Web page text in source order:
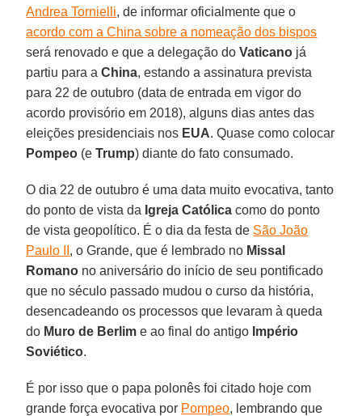
Andrea Tornielli, de informar oficialmente que o
acordo com a China sobre a nomeação dos bispos
será renovado e que a delegação doVaticano já
partiu para aChina, estando a assinatura prevista
para 22 de outubro (data de entrada em vigor do
acordo provisório em 2018), alguns dias antes das
eleições presidenciais nos EUA. Quase como colocar
Pompeo (eTrump) diante do fato consumado.
O dia 22 de outubro é uma data muito evocativa, tanto
do ponto de vista da Igreja Católica como do ponto
de vista geopolítico. É o dia da festa de São João
Paulo II , o Grande, que é lembrado no Missal
Romano no aniversário do início de seu pontificado
que no século passado mudou o curso da história,
desencadeando os processos que levaram à queda
do Muro de Berlim e ao final do antigo Império
Soviético.
É por isso que o papa polonês foi citado hoje com
grande força evocativa por Pompeo, lembrando que